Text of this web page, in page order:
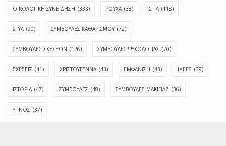
ΟΙΚΟΛΟΓΙΚΗ ΣΥΝΕΙΔΗΣΗ (333) ΡΟΥΧΑ (38) ΣΤΙΛ (118)
ΣΤΥΛ (90) ΣΥΜΒΟΥΛΕΣ ΚΑΘΑΡΙΣΜΟΥ (72)
ΣΥΜΒΟΥΛΕΣ ΣΧΕΣΕΩΝ (126) ΣΥΜΒΟΥΛΕΣ ΨΥΧΟΛΟΓΙΑΣ (70)
ΣΧΕΣΕΙΣ (41) ΧΡΙΣΤΟΥΓΕΝΝΑ (43) ΕΜΦΆΝΙΣΗ (43) ΙΔΈΕΣ (39)
ΙΣΤΟΡΊΑ (47) ΣΥΜΒΟΥΛΈΣ (48) ΣΥΜΒΟΥΛΈΣ ΜΑΚΙΓΙΆΖ (36)
ΎΠΝΟΣ (37)